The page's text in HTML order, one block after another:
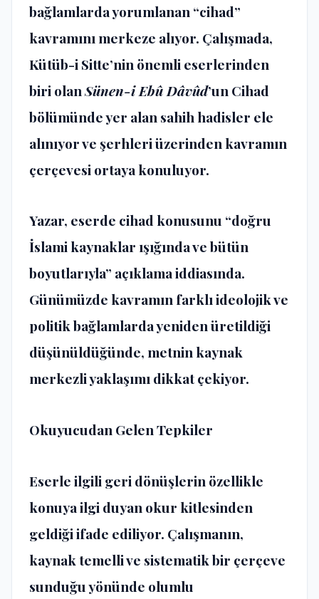
bağlamlarda yorumlanan “cihad”
kavramını merkeze alıyor. Çalışmada,
Kütüb-i Sitte’nin önemli eserlerinden
biri olanSünen-i Ebû Dâvûd’un Cihad
bölümünde yer alan sahih hadisler ele
alınıyor ve şerhleri üzerinden kavramın
çerçevesi ortaya konuluyor.
Yazar, eserde cihad konusunu “doğru
İslami kaynaklar ışığında ve bütün
boyutlarıyla” açıklama iddiasında.
Günümüzde kavramın farklı ideolojik ve
politik bağlamlarda yeniden üretildiği
düşünüldüğünde, metnin kaynak
merkezli yaklaşımı dikkat çekiyor.
Okuyucudan Gelen Tepkiler
Eserle ilgili geri dönüşlerin özellikle
konuya ilgi duyan okur kitlesinden
geldiği ifade ediliyor. Çalışmanın,
kaynak temelli ve sistematik bir çerçeve
sunduğu yönünde olumlu